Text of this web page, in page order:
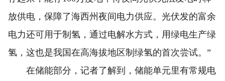
放供电，保障了海西州夜间电力供应。光伏发的富余
电力还可用于制氢，通过电解水方式，用绿电生产绿
氢，这也是我国在高海拔地区制绿氢的首次尝试。”
在储能部分，记者了解到，储能单元里有常规电